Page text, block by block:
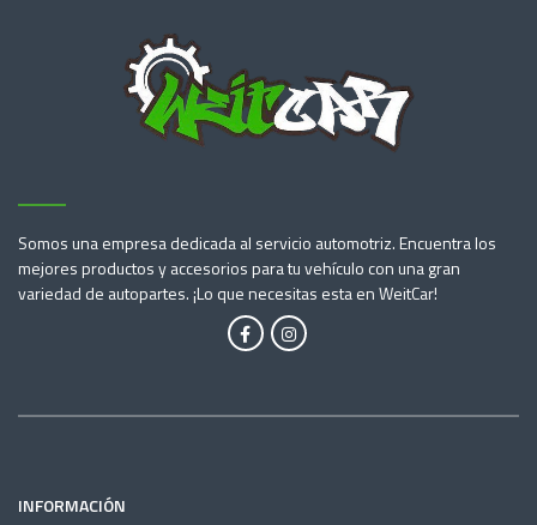
Somos una empresa dedicada al servicio automotriz. Encuentra los
mejores productos y accesorios para tu vehículo con una gran
variedad de autopartes. ¡Lo que necesitas esta en WeitCar!
INFORMACIÓN